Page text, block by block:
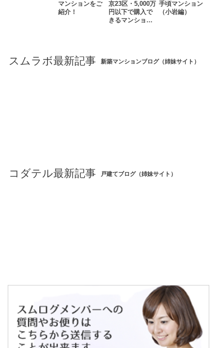
マンションをご
紹介！
京23区・5,000万
円以下で購入で
きるマンショ…
手頃マンション
（小岩編）
スムラボ最新記事 新築マンションブログ（姉妹サイト）
コダテル最新記事 戸建てブログ（姉妹サイト）